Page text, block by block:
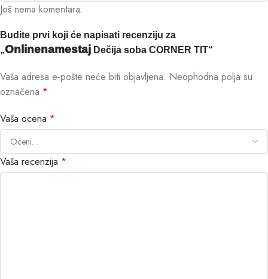
Još nema komentara.
Budite prvi koji će napisati recenziju za
„Onlinenamestaj Dečija soba CORNER TIT“
Vaša adresa e-pošte neće biti objavljena. Neophodna polja su
označena *
Vaša ocena *
Vaša recenzija *